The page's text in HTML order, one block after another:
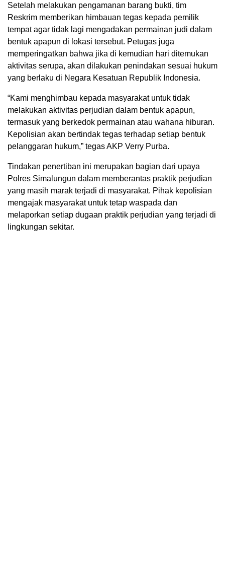
Setelah melakukan pengamanan barang bukti, tim
Reskrim memberikan himbauan tegas kepada pemilik
tempat agar tidak lagi mengadakan permainan judi dalam
bentuk apapun di lokasi tersebut. Petugas juga
memperingatkan bahwa jika di kemudian hari ditemukan
aktivitas serupa, akan dilakukan penindakan sesuai hukum
yang berlaku di Negara Kesatuan Republik Indonesia.
“Kami menghimbau kepada masyarakat untuk tidak
melakukan aktivitas perjudian dalam bentuk apapun,
termasuk yang berkedok permainan atau wahana hiburan.
Kepolisian akan bertindak tegas terhadap setiap bentuk
pelanggaran hukum,” tegas AKP Verry Purba.
Tindakan penertiban ini merupakan bagian dari upaya
Polres Simalungun dalam memberantas praktik perjudian
yang masih marak terjadi di masyarakat. Pihak kepolisian
mengajak masyarakat untuk tetap waspada dan
melaporkan setiap dugaan praktik perjudian yang terjadi di
lingkungan sekitar.